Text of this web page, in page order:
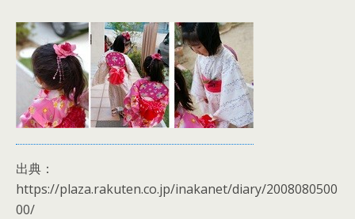
出典：
https://plaza.rakuten.co.jp/inakanet/diary/2008080500
00/